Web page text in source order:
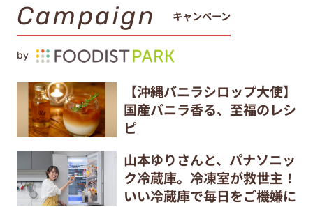
Campaign キャンペーン
by
【沖縄バニラシロップ大使】
国産バニラ香る、至福のレシ
ピ
山本ゆりさんと、パナソニッ
ク冷蔵庫。冷凍室が救世主！
いい冷蔵庫で毎日をご機嫌に